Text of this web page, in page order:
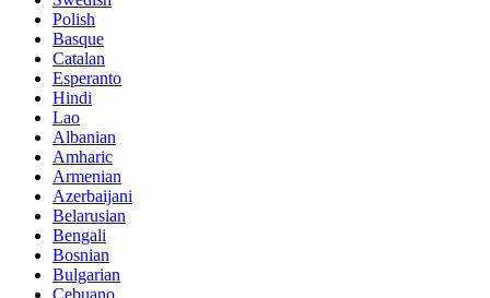
Polish
Basque
Catalan
Esperanto
Hindi
Lao
Albanian
Amharic
Armenian
Azerbaijani
Belarusian
Bengali
Bosnian
Bulgarian
Cebuano